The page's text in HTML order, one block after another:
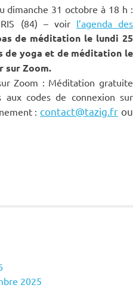
dimanche 31 octobre à 18 h :
(84) – voir l’agenda des
de méditation le lundi 25
de yoga et de méditation le
sur Zoom.
Zoom : Méditation gratuite
aux codes de connexion sur
:contact@tazig.fr ou
2025